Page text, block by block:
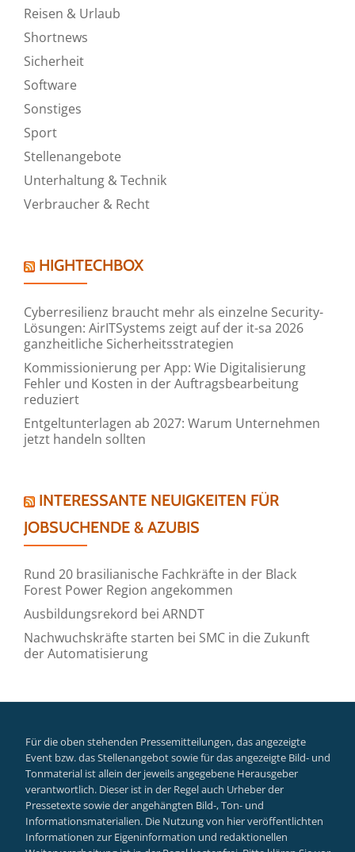
Reisen & Urlaub
Shortnews
Sicherheit
Software
Sonstiges
Sport
Stellenangebote
Unterhaltung & Technik
Verbraucher & Recht
HIGHTECHBOX
Cyberresilienz braucht mehr als einzelne Security-
Lösungen: AirITSystems zeigt auf der it-sa 2026
ganzheitliche Sicherheitsstrategien
Kommissionierung per App: Wie Digitalisierung
Fehler und Kosten in der Auftragsbearbeitung
reduziert
Entgeltunterlagen ab 2027: Warum Unternehmen
jetzt handeln sollten
INTERESSANTE NEUIGKEITEN FÜR
JOBSUCHENDE & AZUBIS
Rund 20 brasilianische Fachkräfte in der Black
Forest Power Region angekommen
Ausbildungsrekord bei ARNDT
Nachwuchskräfte starten bei SMC in die Zukunft
der Automatisierung
Für die oben stehenden Pressemitteilungen, das angezeigte
Event bzw. das Stellenangebot sowie für das angezeigte Bild- und
Tonmaterial ist allein der jeweils angegebene Herausgeber
verantwortlich. Dieser ist in der Regel auch Urheber der
Pressetexte sowie der angehängten Bild-, Ton- und
Informationsmaterialien. Die Nutzung von hier veröffentlichten
Informationen zur Eigeninformation und redaktionellen